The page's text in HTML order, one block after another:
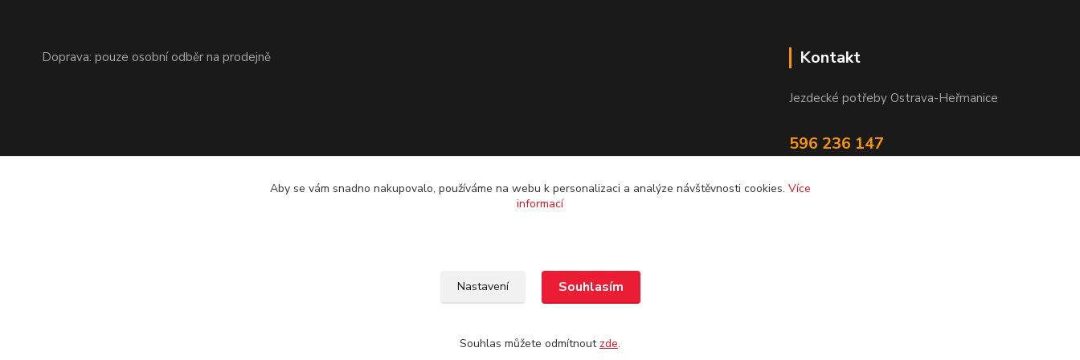
Doprava: pouze osobní odběr na prodejně Kontakt
Jezdecké potřeby Ostrava-Heřmanice
596 236 147
Aby se vám snadno nakupovalo, používáme na webu k personalizaci a analýze návštěvnosti cookies. Více
informací
Nastavení Souhlasím
Souhlas můžete odmítnout zde.